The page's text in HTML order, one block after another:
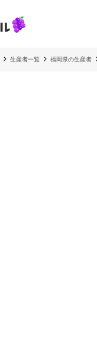
生産者一覧 福岡県の生産者